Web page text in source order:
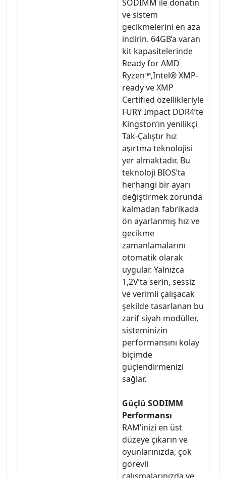
SODIMM ile donatın
ve sistem
gecikmelerini en aza
indirin. 64GB’a varan
kit kapasitelerinde
Ready for AMD
Ryzen™,Intel® XMP-
ready ve XMP
Certified özellikleriyle
FURY Impact DDR4’te
Kingston’ın yenilikçi
Tak-Çalıştır hız
aşırtma teknolojisi
yer almaktadır. Bu
teknoloji BIOS’ta
herhangi bir ayarı
değiştirmek zorunda
kalmadan fabrikada
ön ayarlanmış hız ve
gecikme
zamanlamalarını
otomatik olarak
uygular. Yalnızca
1,2V’ta serin, sessiz
ve verimli çalışacak
şekilde tasarlanan bu
zarif siyah modüller,
sisteminizin
performansını kolay
biçimde
güçlendirmenizi
sağlar.
Güçlü SODIMM
Performansı
RAM’inizi en üst
düzeye çıkarın ve
oyunlarınızda, çok
görevli